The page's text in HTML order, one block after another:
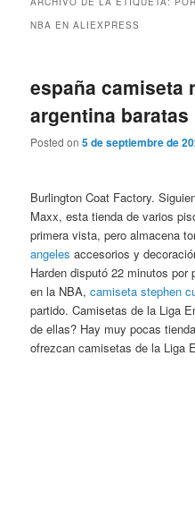
NBA EN ALIEXPRESS
españa camiseta
argentina baratas
Posted on5 de septiembre de
Burlington Coat Factory.
Maxx, esta tienda de varios
primera vista, pero almacena
angeles accesorios y
Harden disputó 22 minutos por
en la NBA,camiseta stephen
partido. Camisetas de la Liga
de ellas? Hay muy pocas
ofrezcan camisetas de la Liga